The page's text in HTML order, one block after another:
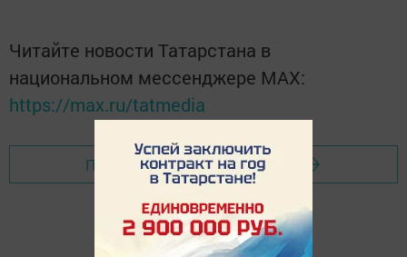
Читайте новости Татарстана в
национальном мессенджере MАХ:
https://max.ru/tatmedia
Перейти на страницу новости